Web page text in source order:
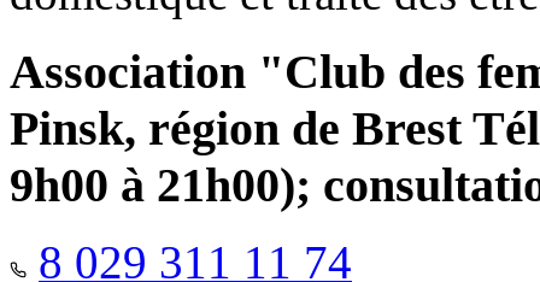
Association "Club des
Pinsk, région de Brest
9h00 à 21h00);
8 029 311 11 74